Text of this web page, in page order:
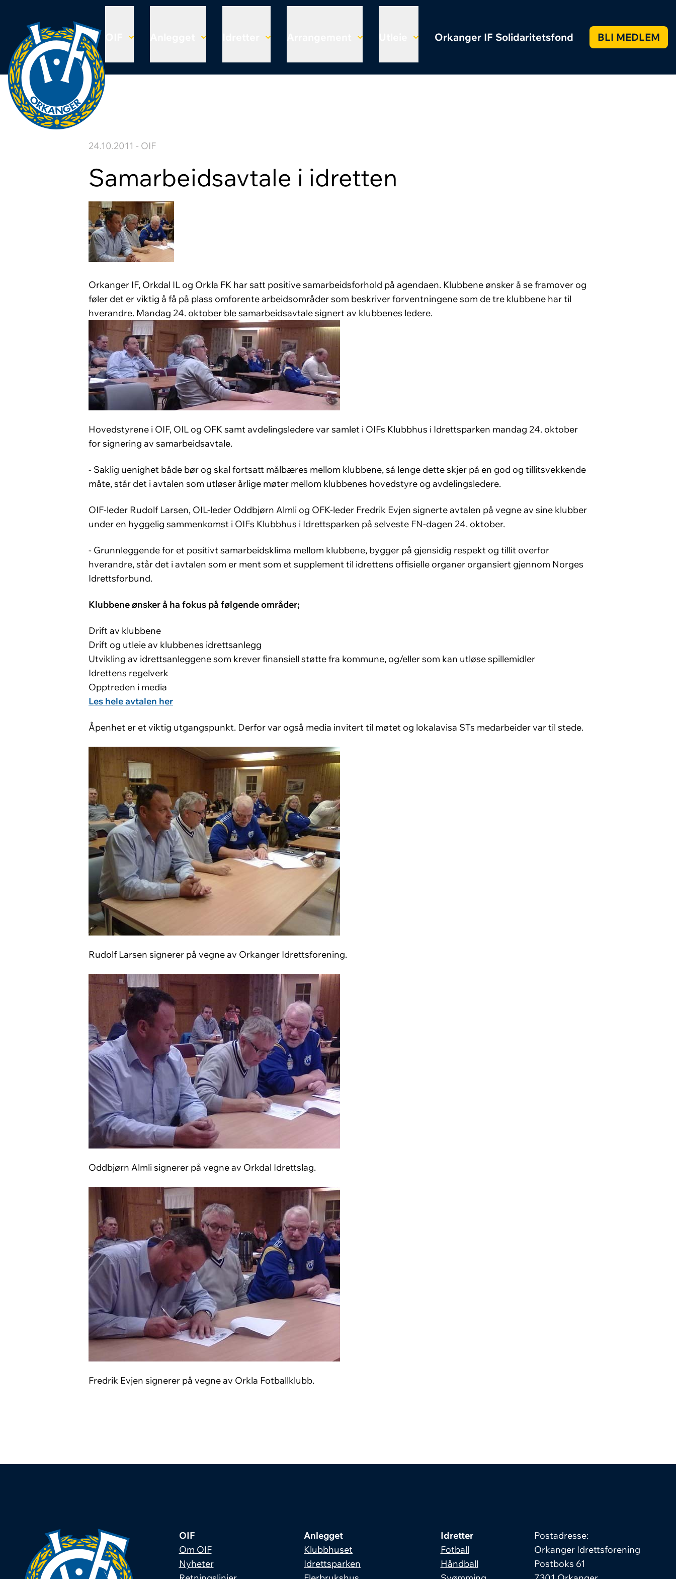
Orkanger IF Solidaritetsfond BLI MEDLEM
24.10.2011 - OIF
Samarbeidsavtale i idretten
Orkanger IF, Orkdal IL og Orkla FK har satt positive samarbeidsforhold på agendaen. Klubbene ønsker å se framover og
føler det er viktig å få på plass omforente arbeidsområder som beskriver forventningene som de tre klubbene har til
hverandre. Mandag 24. oktober ble samarbeidsavtale signert av klubbenes ledere.
Hovedstyrene i OIF, OIL og OFK samt avdelingsledere var samlet i OIFs Klubbhus i Idrettsparken mandag 24. oktober
for signering av samarbeidsavtale.
- Saklig uenighet både bør og skal fortsatt målbæres mellom klubbene, så lenge dette skjer på en god og tillitsvekkende
måte, står det i avtalen som utløser årlige møter mellom klubbenes hovedstyre og avdelingsledere.
OIF-leder Rudolf Larsen, OIL-leder Oddbjørn Almli og OFK-leder Fredrik Evjen signerte avtalen på vegne av sine klubber
under en hyggelig sammenkomst i OIFs Klubbhus i Idrettsparken på selveste FN-dagen 24. oktober.
- Grunnleggende for et positivt samarbeidsklima mellom klubbene, bygger på gjensidig respekt og tillit overfor
hverandre, står det i avtalen som er ment som et supplement til idrettens offisielle organer organsiert gjennom Norges
Idrettsforbund.
Klubbene ønsker å ha fokus på følgende områder;
Drift av klubbene
Drift og utleie av klubbenes idrettsanlegg
Utvikling av idrettsanleggene som krever finansiell støtte fra kommune, og/eller som kan utløse spillemidler
Idrettens regelverk
Opptreden i media
Les hele avtalen her
Åpenhet er et viktig utgangspunkt. Derfor var også media invitert til møtet og lokalavisa STs medarbeider var til stede.
Rudolf Larsen signerer på vegne av Orkanger Idrettsforening.
Oddbjørn Almli signerer på vegne av Orkdal Idrettslag.
Fredrik Evjen signerer på vegne av Orkla Fotballklubb.
OIF
Om OIF
Nyheter
Anlegget
Klubbhuset
Idrettsparken
Idretter
Fotball
Håndball
Postadresse:
Orkanger Idrettsforening
Postboks 61